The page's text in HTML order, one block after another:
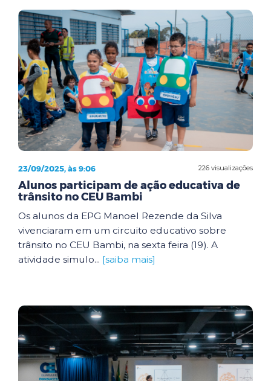
226 visualizações
23/09/2025, às 9:06
Alunos participam de ação educativa de
trânsito no CEU Bambi
Os alunos da EPG Manoel Rezende da Silva
vivenciaram em um circuito educativo sobre
trânsito no CEU Bambi, na sexta feira (19). A
atividade simulo... [saiba mais]